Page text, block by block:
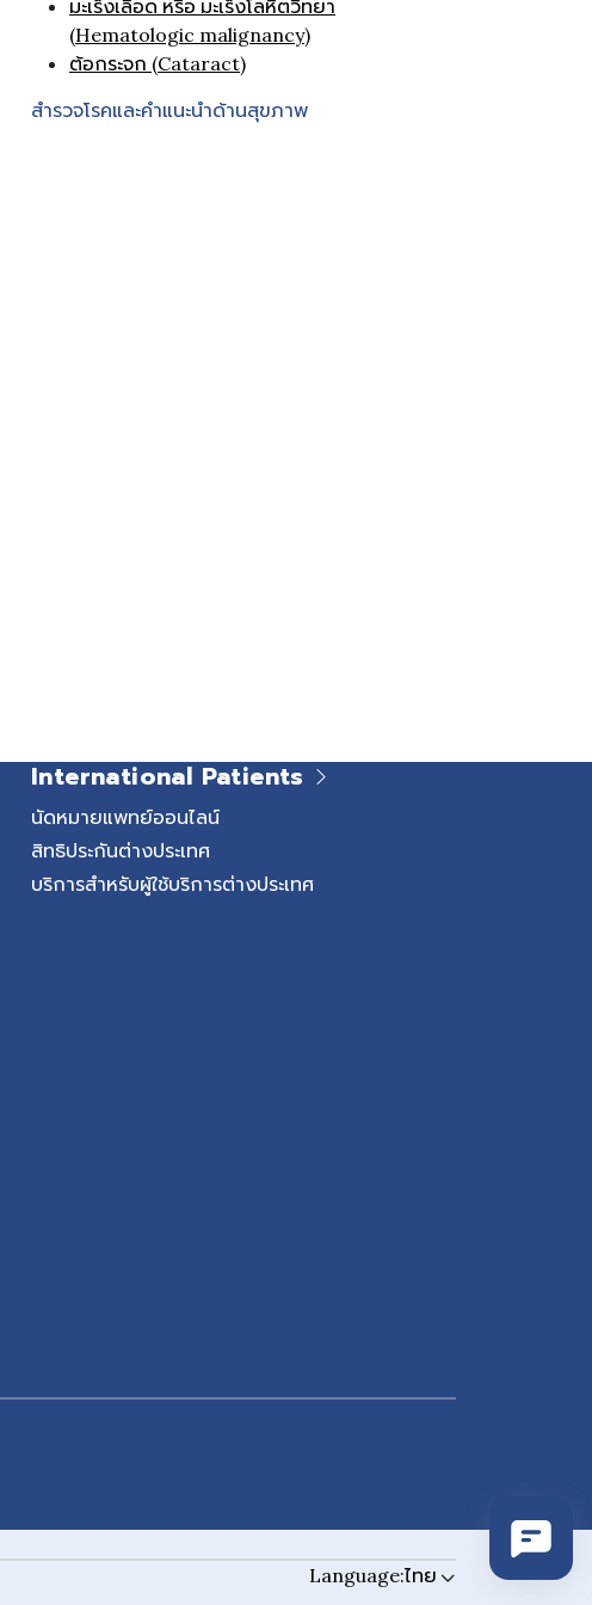
มะเร็งเลือด หรือ มะเร็งโลหิตวิทยา
(Hematologic malignancy)
ต้อกระจก (Cataract)
สำรวจโรคและคำแนะนำด้านสุขภาพ
International Patients
นัดหมายแพทย์ออนไลน์
สิทธิประกันต่างประเทศ
บริการสำหรับผู้ใช้บริการต่างประเทศ
Language:ไทย